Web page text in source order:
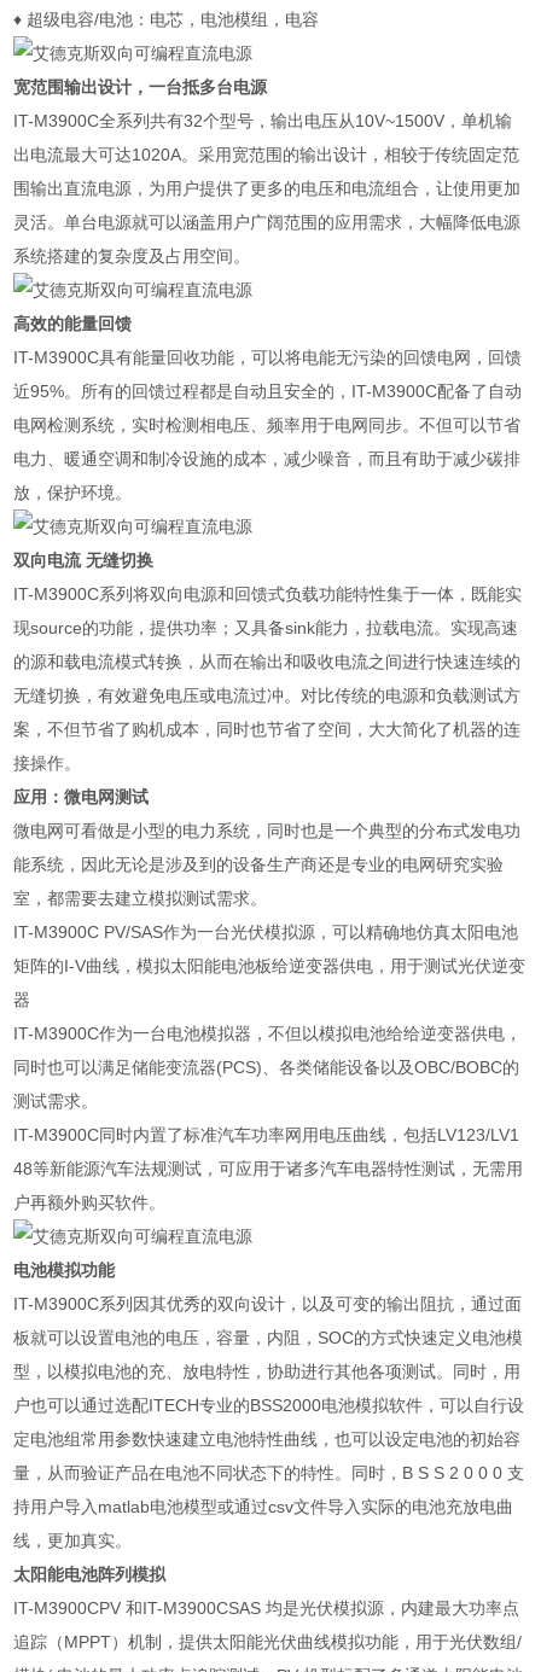
♦ 超级电容/电池：电芯，电池模组，电容
宽范围输出设计，一台抵多台电源
IT-M3900C全系列共有32个型号，输出电压从10V~1500V ，单机输
出电流最大可达1020A。采用宽范围的输出设计，相较于传统固定范
围输出直流电源，为用户提供了更多的电压和电流组合，让使用更加
灵活。单台电源就可以涵盖用户广阔范围的应用需求，大幅降低电源
系统搭建的复杂度及占用空间。
高效的能量回馈
IT-M3900C具有能量回收功能，可以将电能无污染的回馈电网，回馈
近95%。所有的回馈过程都是自动且安全的， IT-M3900C配备了自动
电网检测系统，实时检测相电压、频率用于电网同步。不但可以节省
电力、暖通空调和制冷设施的成本，减少噪音，而且有助于减少碳排
放，保护环境。
双向电流 无缝切换
IT-M3900C系列将双向电源和回馈式负载功能特性集于一体，既能实
现source的功能，提供功率；又具备sink能力，拉载电流。实现高速
的源和载电流模式转换，从而在输出和吸收电流之间进行快速连续的
无缝切换，有效避免电压或电流过冲。对比传统的电源和负载测试方
案，不但节省了购机成本，同时也节省了空间，大大简化了机器的连
接操作。
应用：微电网测试
微电网可看做是小型的电力系统，同时也是一个典型的分布式发电功
能系统，因此无论是涉及到的设备生产商还是专业的电网研究实验
室，都需要去建立模拟测试需求。
IT-M3900C PV/SAS作为一台光伏模拟源，可以精确地仿真太阳电池
矩阵的I-V曲线，模拟太阳能电池板给逆变器供电，用于测试光伏逆变
器
IT-M3900C作为一台电池模拟器，不但以模拟电池给给逆变器供电，
同时也可以满足储能变流器(PCS) 、各类储能设备以及OBC/BOBC的
测试需求。
IT-M3900C同时内置了标准汽车功率网用电压曲线，包括LV123/LV1
48等新能源汽车法规测试，可应用于诸多汽车电器特性测试，无需用
户再额外购买软件。
电池模拟功能
IT-M3900C系列因其优秀的双向设计，以及可变的输出阻抗，通过面
板就可以设置电池的电压，容量，内阻， SOC的方式快速定义电池模
型，以模拟电池的充、放电特性，协助进行其他各项测试。同时，用
户也可以通过选配ITECH专业的BSS2000电池模拟软件，可以自行设
定电池组常用参数快速建立电池特性曲线，也可以设定电池的初始容
量，从而验证产品在电池不同状态下的特性。同时， B S S 2 0 0 0支
持用户导入 matlab电池模型或通过csv文件导入实际的电池充放电曲
线，更加真实。
太阳能电池阵列模拟
IT-M3900CPV和IT-M3900CSAS均是光伏模拟源，内建最大功率点
追踪（MPPT）机制，提供太阳能光伏曲线模拟功能，用于光伏数组/